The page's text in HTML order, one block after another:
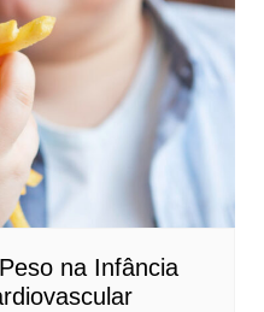
na Infância